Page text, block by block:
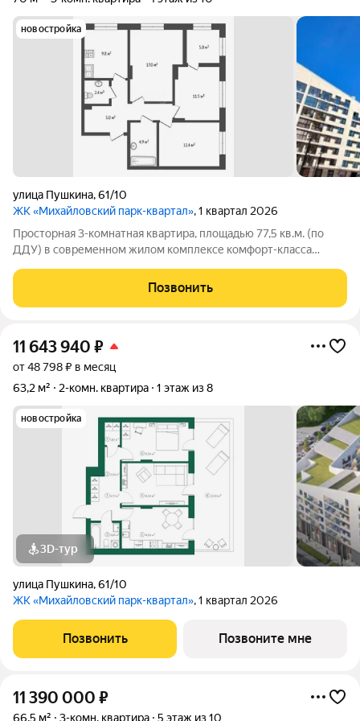
новостройка
улица Пушкина,61/10
ЖК «Михайловский парк-квартал», 1 квартал 2026
Просторная 3-комнатная квартира, площадью 77,5 кв.м. (по
ДДУ) в современном жилом комплексе комфорт-класса
2026 года. В квартире удобная планировка - три
изолированные комнаты, два санузла,
Позвонить
11 643 940 ₽
от 48 798 ₽ в месяц
63,2 м²
2-комн. квартира 1 этаж из 8
новостройка
3D-тур
улица Пушкина,61/10
ЖК «Михайловский парк-квартал», 1 квартал 2026
Позвонить Позвоните мне
11 390 000 ₽
66,5 м² 3-комн. квартира 5 этаж из 10